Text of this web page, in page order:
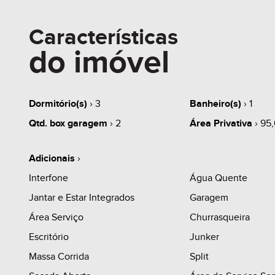
Características
do imóvel
Dormitório(s) › 3 Banheiro(s) › 1
Qtd. box garagem › 2 Área Privativa ›
Adicionais ›
Interfone
Água Quente
Jantar e Estar Integrados
Garagem
Área Serviço
Churrasqueira
Escritório
Junker
Massa Corrida
Split